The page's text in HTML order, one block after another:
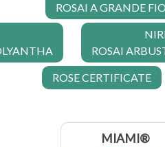
ROSAI A GRANDE
ROSAI
ROSE CERTIFICATE
MIAMI®